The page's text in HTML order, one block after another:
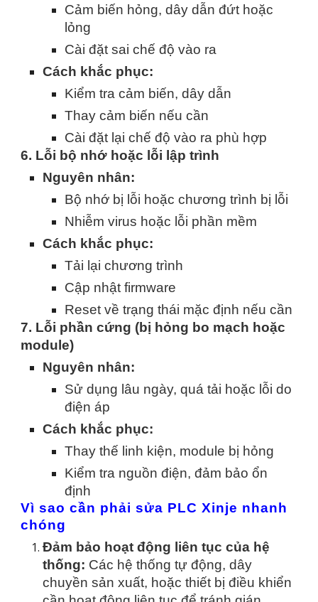
Cảm biến hỏng, dây dẫn đứt hoặc
lỏng
Cài đặt sai chế độ vào ra
Cách khắc phục:
Kiểm tra cảm biến, dây dẫn
Thay cảm biến nếu cần
Cài đặt lại chế độ vào ra phù hợp
6. Lỗi bộ nhớ hoặc lỗi lập trình
Nguyên nhân:
Bộ nhớ bị lỗi hoặc chương trình bị lỗi
Nhiễm virus hoặc lỗi phần mềm
Cách khắc phục:
Tải lại chương trình
Cập nhật firmware
Reset về trạng thái mặc định nếu cần
7. Lỗi phần cứng (bị hỏng bo mạch hoặc
module)
Nguyên nhân:
Sử dụng lâu ngày, quá tải hoặc lỗi do
điện áp
Cách khắc phục:
Thay thế linh kiện, module bị hỏng
Kiểm tra nguồn điện, đảm bảo ổn
định
Vì sao cần phải sửa PLC Xinje nhanh
chóng
Đảm bảo hoạt động liên tục của hệ
thống: Các hệ thống tự động, dây
chuyền sản xuất, hoặc thiết bị điều khiển